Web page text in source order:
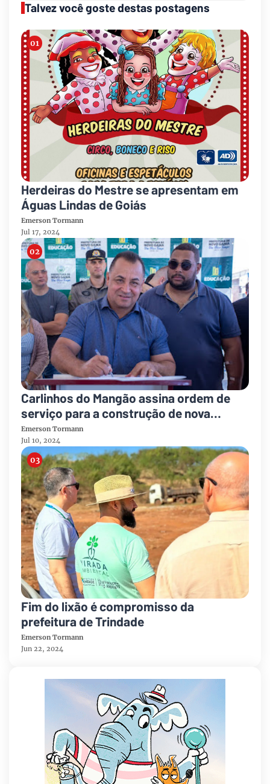
Talvez você goste destas postagens
Herdeiras do Mestre se apresentam em
Águas Lindas de Goiás
Emerson Tormann
Jul 17, 2024
Carlinhos do Mangão assina ordem de
serviço para a construção de nova
escola
Emerson Tormann
Jul 10, 2024
Fim do lixão é compromisso da
prefeitura de Trindade
Emerson Tormann
Jun 22, 2024